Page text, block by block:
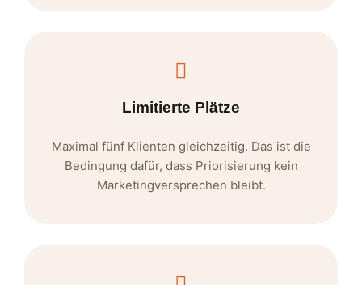
Limitierte Plätze
Maximal fünf Klienten gleichzeitig. Das ist die
Bedingung dafür, dass Priorisierung kein
Marketingversprechen bleibt.